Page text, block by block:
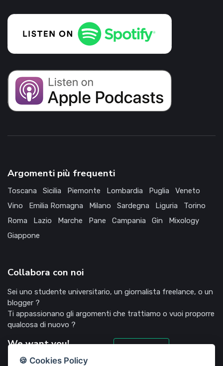
Argomenti più frequenti
Toscana Sicilia Piemonte Lombardia Puglia
Veneto
Vino
Emilia Romagna Milano Sardegna Liguria
Torino
Roma
Lazio Marche Pane Campania Gin
Mixology
Giappone
Collabora con noi
Sei uno studente universitario, un giornalista freelance, o un
blogger ?
Ti appassionano gli argomenti che trattiamo o vuoi proporre
qualcosa di nuovo ?
We want you!
🍪 Cookies Policy